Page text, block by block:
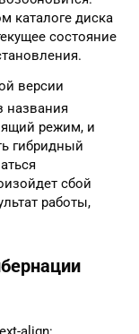
каталоге диска
состояние
версии
режим, и
гибридный
сбой
работы,